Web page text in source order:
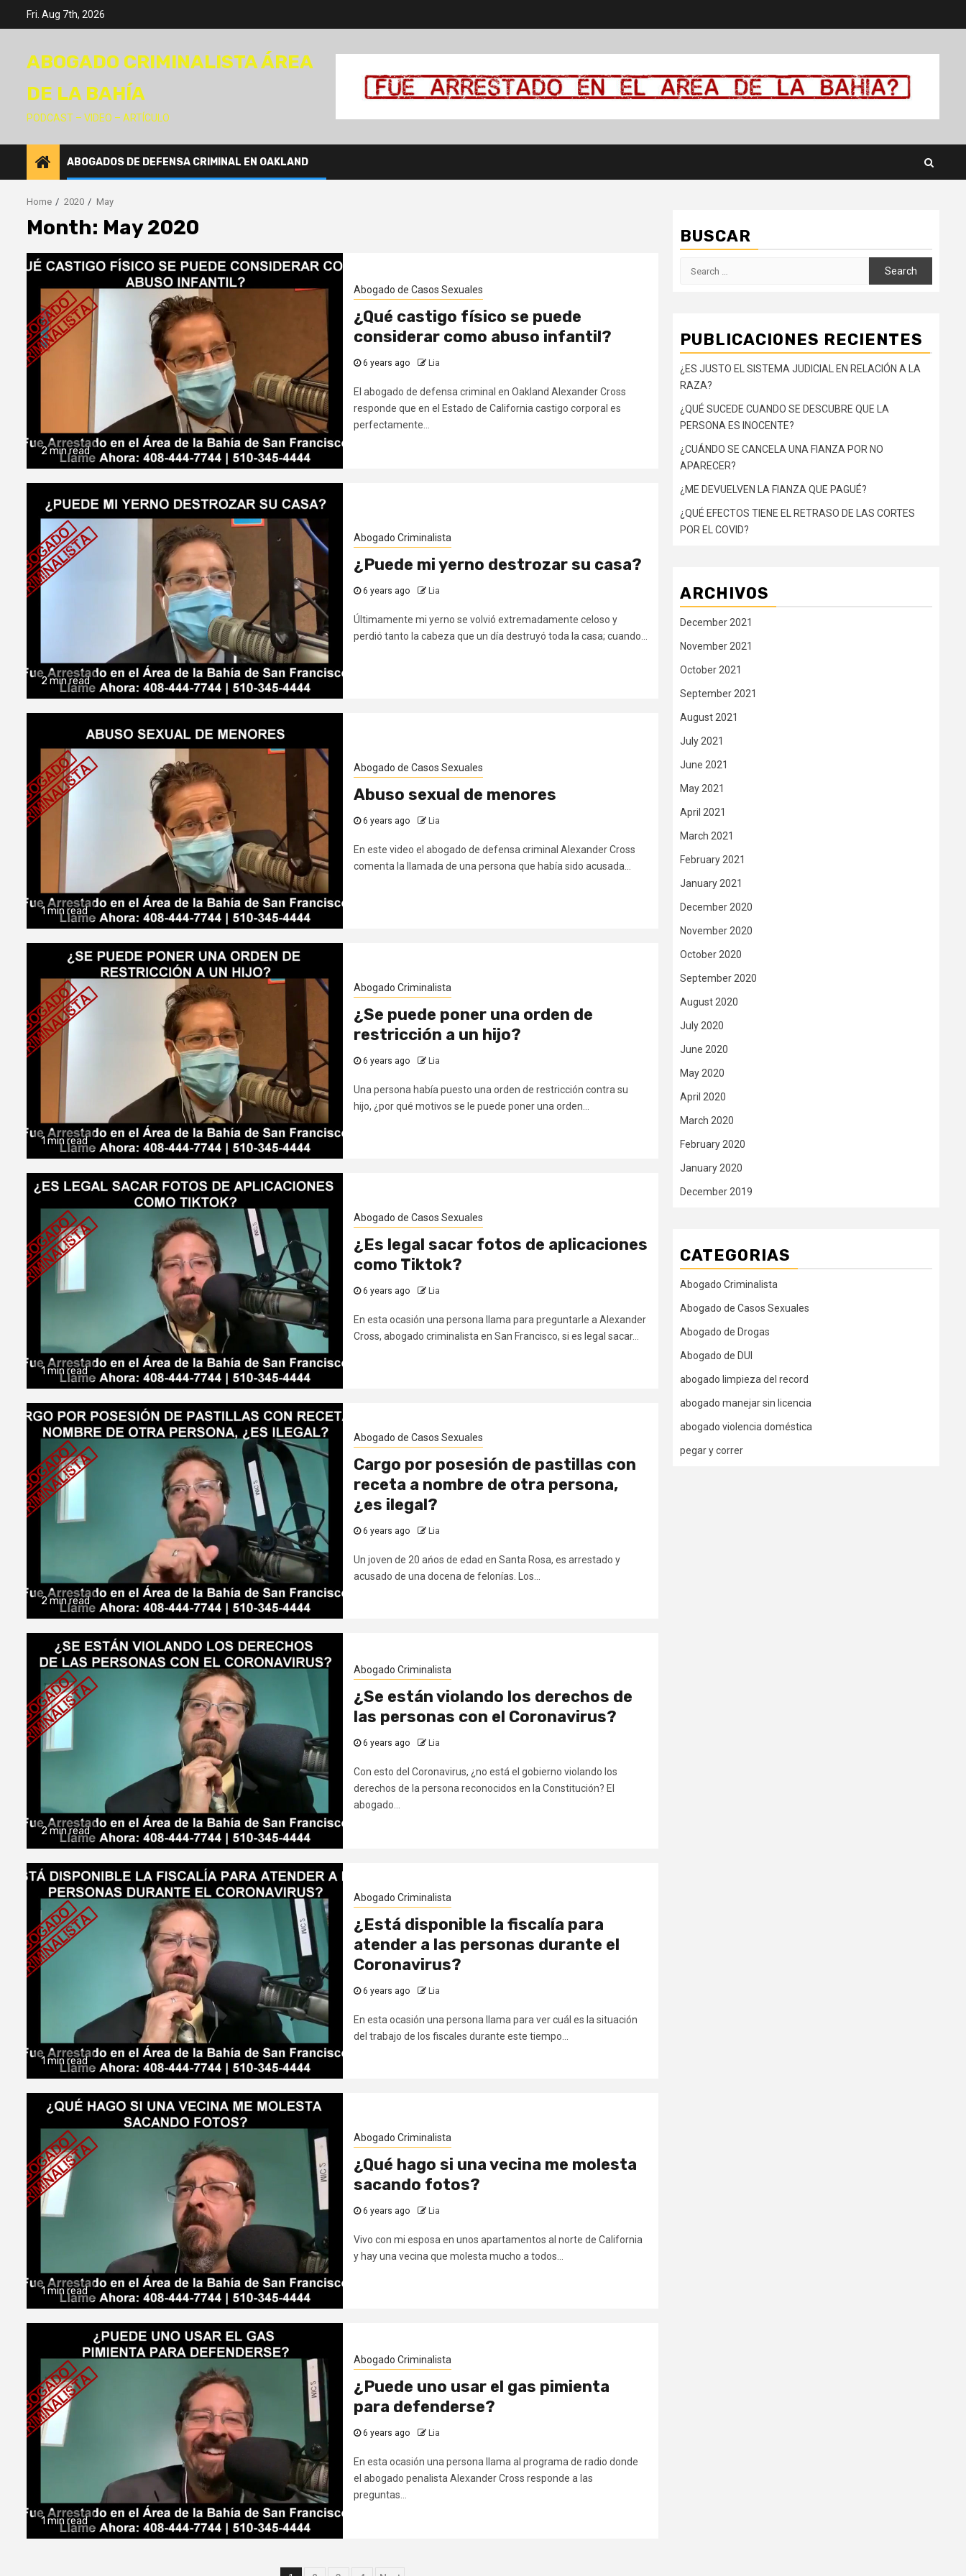
Fri. Aug 7th, 2026
ABOGADO CRIMINALISTA ÁREA
DE LA BAHÍA
PODCAST – VIDEO – ARTÍCULO
ABOGADOS DE DEFENSA CRIMINAL EN OAKLAND
Home 2020 May
Month: May 2020
2 min read
Abogado de Casos Sexuales
¿Qué castigo físico se puede
considerar como abuso infantil?
6 years ago Lia
El abogado de defensa criminal en Oakland Alexander Cross
responde que en el Estado de California castigo corporal es
perfectamente...
2 min read
Abogado Criminalista
¿Puede mi yerno destrozar su casa?
6 years ago Lia
Últimamente mi yerno se volvió extremadamente celoso y
perdió tanto la cabeza que un día destruyó toda la casa; cuando...
1 min read
Abogado de Casos Sexuales
Abuso sexual de menores
6 years ago Lia
En este video el abogado de defensa criminal Alexander Cross
comenta la llamada de una persona que había sido acusada...
1 min read
Abogado Criminalista
¿Se puede poner una orden de
restricción a un hijo?
6 years ago Lia
Una persona había puesto una orden de restricción contra su
hijo, ¿por qué motivos se le puede poner una orden...
1 min read
Abogado de Casos Sexuales
¿Es legal sacar fotos de aplicaciones
como Tiktok?
6 years ago Lia
En esta ocasión una persona llama para preguntarle a Alexander
Cross, abogado criminalista en San Francisco, si es legal sacar...
2 min read
Abogado de Casos Sexuales
Cargo por posesión de pastillas con
receta a nombre de otra persona,
¿es ilegal?
6 years ago Lia
Un joven de 20 ańos de edad en Santa Rosa, es arrestado y
acusado de una docena de felonías. Los...
2 min read
Abogado Criminalista
¿Se están violando los derechos de
las personas con el Coronavirus?
6 years ago Lia
Con esto del Coronavirus, ¿no está el gobierno violando los
derechos de la persona reconocidos en la Constitución? El
abogado...
1 min read
Abogado Criminalista
¿Está disponible la fiscalía para
atender a las personas durante el
Coronavirus?
6 years ago Lia
En esta ocasión una persona llama para ver cuál es la situación
del trabajo de los fiscales durante este tiempo...
1 min read
Abogado Criminalista
¿Qué hago si una vecina me molesta
sacando fotos?
6 years ago Lia
Vivo con mi esposa en unos apartamentos al norte de California
y hay una vecina que molesta mucho a todos...
1 min read
Abogado Criminalista
¿Puede uno usar el gas pimienta
para defenderse?
6 years ago Lia
En esta ocasión una persona llama al programa de radio donde
el abogado penalista Alexander Cross responde a las
preguntas...
BUSCAR
PUBLICACIONES RECIENTES
¿ES JUSTO EL SISTEMA JUDICIAL EN RELACIÓN A LA
RAZA?
¿QUÉ SUCEDE CUANDO SE DESCUBRE QUE LA
PERSONA ES INOCENTE?
¿CUÁNDO SE CANCELA UNA FIANZA POR NO
APARECER?
¿ME DEVUELVEN LA FIANZA QUE PAGUÉ?
¿QUÉ EFECTOS TIENE EL RETRASO DE LAS CORTES
POR EL COVID?
ARCHIVOS
December 2021
November 2021
October 2021
September 2021
August 2021
July 2021
June 2021
May 2021
April 2021
March 2021
February 2021
January 2021
December 2020
November 2020
October 2020
September 2020
August 2020
July 2020
June 2020
May 2020
April 2020
March 2020
February 2020
January 2020
December 2019
CATEGORIAS
Abogado Criminalista
Abogado de Casos Sexuales
Abogado de Drogas
Abogado de DUI
abogado limpieza del record
abogado manejar sin licencia
abogado violencia doméstica
pegar y correr